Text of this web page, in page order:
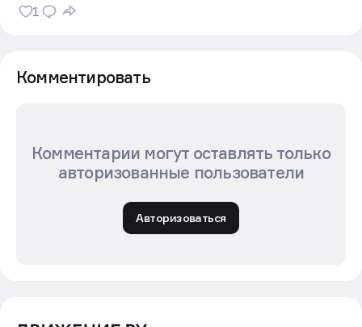
Комментарии могут оставлять только
авторизованные пользователи